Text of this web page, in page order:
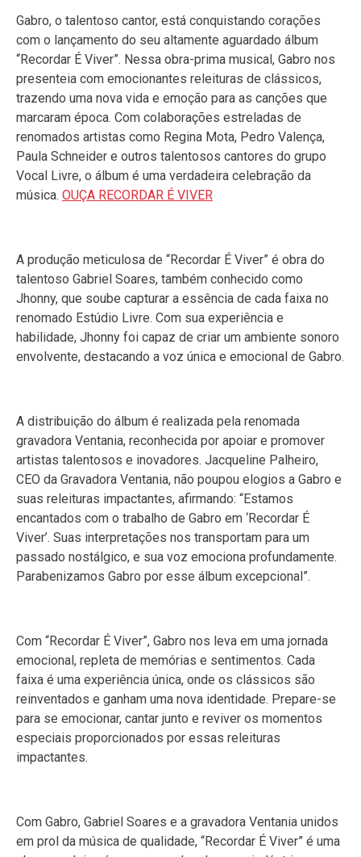
Gabro, o talentoso cantor, está conquistando corações
com o lançamento do seu altamente aguardado álbum
“Recordar É Viver”. Nessa obra-prima musical, Gabro nos
presenteia com emocionantes releituras de clássicos,
trazendo uma nova vida e emoção para as canções que
marcaram época. Com colaborações estreladas de
renomados artistas como Regina Mota, Pedro Valença,
Paula Schneider e outros talentosos cantores do grupo
Vocal Livre, o álbum é uma verdadeira celebração da
música. OUÇA RECORDAR É VIVER
A produção meticulosa de “Recordar É Viver” é obra do
talentoso Gabriel Soares, também conhecido como
Jhonny, que soube capturar a essência de cada faixa no
renomado Estúdio Livre. Com sua experiência e
habilidade, Jhonny foi capaz de criar um ambiente sonoro
envolvente, destacando a voz única e emocional de Gabro.
A distribuição do álbum é realizada pela renomada
gravadora Ventania, reconhecida por apoiar e promover
artistas talentosos e inovadores. Jacqueline Palheiro,
CEO da Gravadora Ventania, não poupou elogios a Gabro e
suas releituras impactantes, afirmando: “Estamos
encantados com o trabalho de Gabro em ‘Recordar É
Viver’. Suas interpretações nos transportam para um
passado nostálgico, e sua voz emociona profundamente.
Parabenizamos Gabro por esse álbum excepcional”.
Com “Recordar É Viver”, Gabro nos leva em uma jornada
emocional, repleta de memórias e sentimentos. Cada
faixa é uma experiência única, onde os clássicos são
reinventados e ganham uma nova identidade. Prepare-se
para se emocionar, cantar junto e reviver os momentos
especiais proporcionados por essas releituras
impactantes.
Com Gabro, Gabriel Soares e a gravadora Ventania unidos
em prol da música de qualidade, “Recordar É Viver” é uma